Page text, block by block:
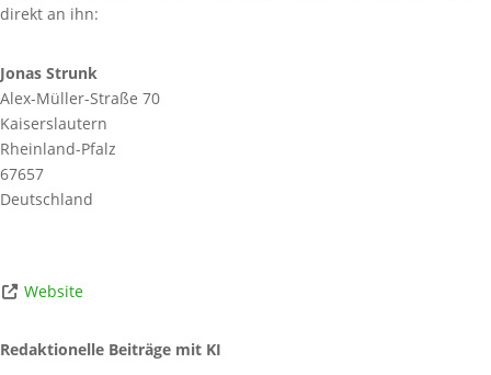
direkt an ihn:
Jonas Strunk
Alex-Müller-Straße 70
Kaiserslautern
Rheinland-Pfalz
67657
Deutschland
Website
Redaktionelle Beiträge mit KI